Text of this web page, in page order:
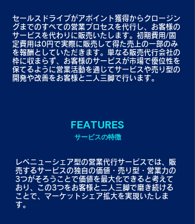
セールスドライブがアポイント獲得からクロージン
グまでのすべての営業プロセスを代行し、お客様の
サービスを代わりに販売いたします。初期費用/固
定費用は0円で実際に販売して得た売上の一部のみ
を報酬としていただきます。単なる販売代行会社の
枠に収まらず、お客様のサービスが市場で優位性を
保てるように営業活動を通じてサービスや売り型の
開発や改善をお客様と二人三脚で行います。
FEATURES
​サービスの特徴
レベニューシェア型の営業代行サービスでは、販
売するサービスの独自の価値・売り型・営業力の
3つがそろうことで価値を最大化できると考えて
おり、この3つをお客様と二人三脚で磨き続ける
ことで、マーケットシェア拡大を実現いたしま
す。